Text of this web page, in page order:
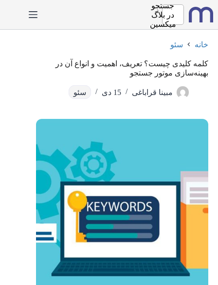
به
محتوا
جستجو
در بلاگ
میکسین
خانه سئو
کلمه کلیدی چیست؟ تعریف، اهمیت و انواع آن در
بهینه‌سازی موتور جستجو
مبینا قراباغی 15 دی سئو